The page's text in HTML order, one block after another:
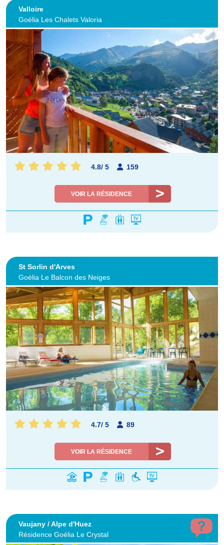
Valloire
Goélia Les Chalets Valoria
4.8/ 5 159
VOIR LA RÉSIDENCE
St Sorlin d'Arves
Goélia Le Balcon des Neiges
4.7/ 5 89
VOIR LA RÉSIDENCE
Vaujany / Alpe d'Huez
Résidence Goélia Le Crystal